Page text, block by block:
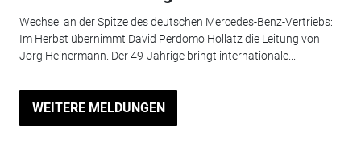
Wechsel an der Spitze des deutschen Mercedes-Benz-Vertriebs:
Im Herbst übernimmt David Perdomo Hollatz die Leitung von
Jörg Heinermann. Der 49-Jährige bringt internationale...
WEITERE MELDUNGEN